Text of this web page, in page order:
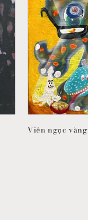
Viên ngọc vàng